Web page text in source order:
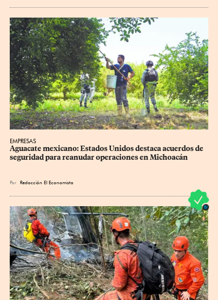
EMPRESAS
Aguacate mexicano: Estados Unidos destaca acuerdos de
seguridad para reanudar operaciones en Michoacán
Por Redacción El Economista